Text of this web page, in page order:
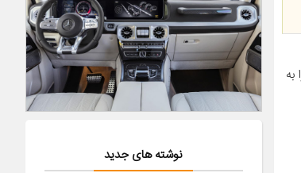
نوشته های جدید